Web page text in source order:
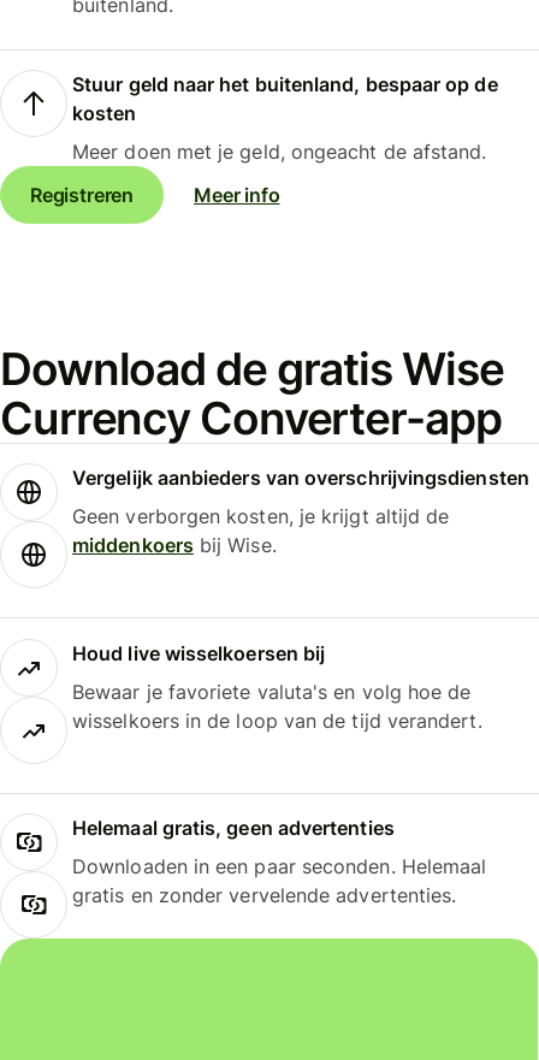
buitenland.
Stuur geld naar het buitenland, bespaar op de
kosten
Meer doen met je geld, ongeacht de afstand.
Registreren
Meer info
Download de gratis Wise
Currency Converter-app
Vergelijk aanbieders van overschrijvingsdiensten
Geen verborgen kosten, je krijgt altijd de
middenkoersbij Wise.
Houd live wisselkoersen bij
Bewaar je favoriete valuta's en volg hoe de
wisselkoers in de loop van de tijd verandert.
Helemaal gratis, geen advertenties
Downloaden in een paar seconden. Helemaal
gratis en zonder vervelende advertenties.